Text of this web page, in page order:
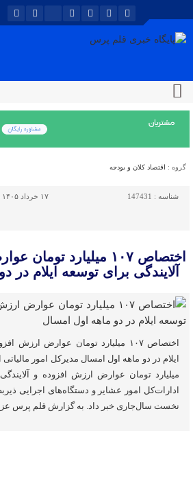
گروه : اقتصاد کلان و بودجه
شناسه : 147431 ۱۷ خرداد ۱۴۰۵ - ۱۴:۳۱
اختصاص ۱۰۷ میلیارد
آلایندگی برای توسعه ایلام در
اختصاص ۱۰۷ میلیارد تومان عوارض
میلیارد تومان عوارض ارزش افزوده و
ادارات‌کل امور عشایر و دستگاه‌های اجرایی
نخست سال‌جاری خبر داد. به گزارش قلم پرس